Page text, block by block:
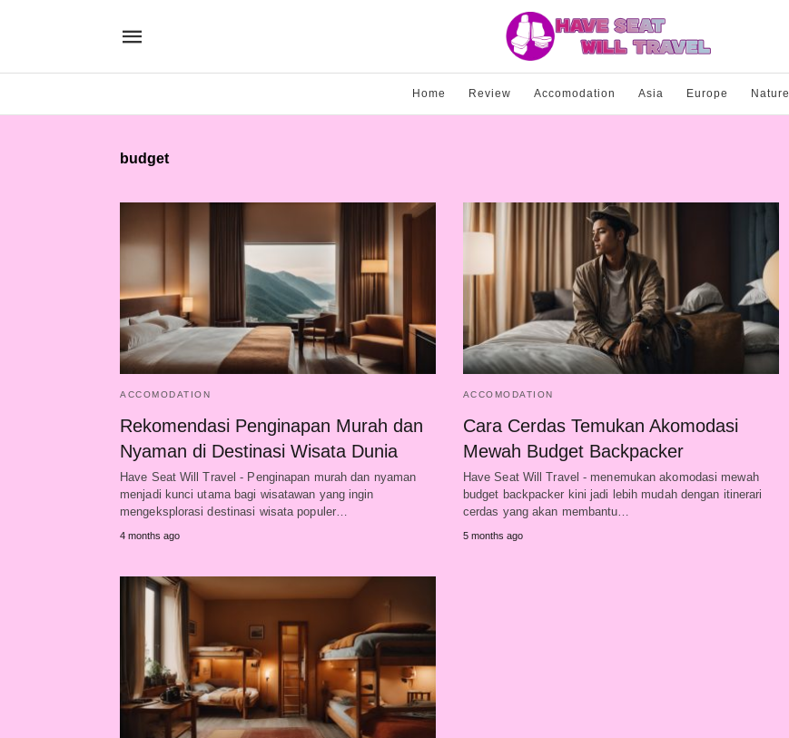
Home Review Accomodation Asia Europe Nature
budget
ACCOMODATION
Rekomendasi Penginapan Murah dan
Nyaman di Destinasi Wisata Dunia
Have Seat Will Travel - Penginapan murah dan nyaman
menjadi kunci utama bagi wisatawan yang ingin
mengeksplorasi destinasi wisata populer…
4 months ago
ACCOMODATION
Cara Cerdas Temukan Akomodasi
Mewah Budget Backpacker
Have Seat Will Travel - menemukan akomodasi mewah
budget backpacker kini jadi lebih mudah dengan itinerari
cerdas yang akan membantu…
5 months ago